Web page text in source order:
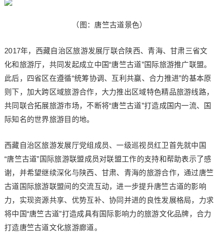
（图：唐竺古道景色）
2017年，西藏自治区旅游发展厅联合陕西、青海、甘肃三省文
化和旅游厅，共同发起成立中国“唐竺古道”国际旅游推广联盟。
此后，四省区在遵循“统筹协调、互利共赢、合力推进”的基本原
则下，加大跨区域旅游合作，大力推出区域特色精品旅游线路，
共同联合拓展旅游市场，不断将“唐竺古道”打造成国内一流、国
际知名的世界旅游目的地。
西藏自治区旅游发展厅党组成员、一级巡视员红卫首先就中国
“唐竺古道”国际旅游联盟成员对联盟工作的支持和帮助表示了感
谢，并希望继续深化与陕西、甘肃、青海的旅游合作，通过唐竺
古道国际旅游联盟间的交流互动，进一步提升唐竺古道的影响
力，实现资源共享、优势互补、协同并进的良性发展格局，力求
将中国“唐竺古道”打造成具有国际影响力的旅游文化品牌，合力
打造唐竺古道文化旅游廊道。